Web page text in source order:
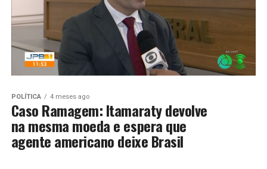
POLÍTICA 4 meses ago
Caso Ramagem: Itamaraty devolve
na mesma moeda e espera que
agente americano deixe Brasil